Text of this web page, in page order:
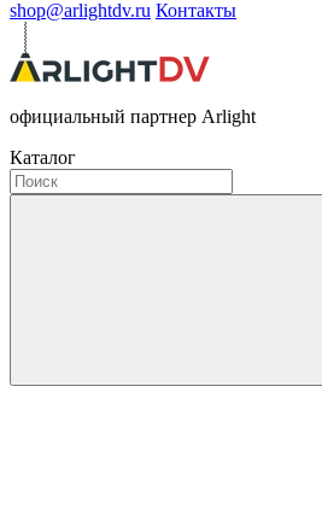
shop@arlightdv.ru Контакты
официальный партнер Arlight
Каталог